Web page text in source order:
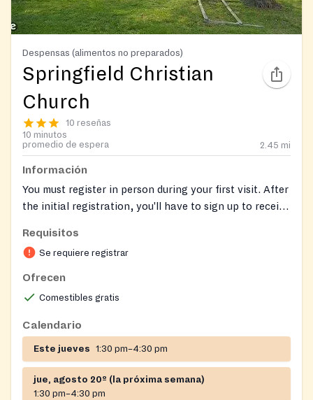
Despensas (alimentos no preparados)
Springfield Christian
Church
10 reseñas
10 minutos
promedio de espera
2.45 mi
Información
You must register in person during your first visit. After
the initial registration, you'll have to sign up to receive
for everyone. On-site registration required. TEFAP
Auto-Eligibility: SNAP, TANF, Medicaid, SSI. TEFAP
Income Requirements: VA TEFAP Income
Requirements.
Requisitos
Se requiere registrar
Ofrecen
Comestibles gratis
Calendario
Este jueves 1:30 pm–4:30 pm
jue, agosto 20º (la próxima semana)
1:30 pm–4:30 pm